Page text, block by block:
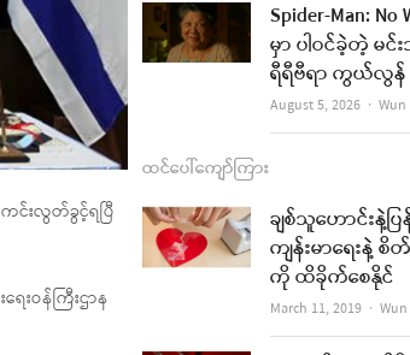
င်းလွတ်ခွင့်ရပြီ
းဝန်ကြီးဌာန
Spider-Man: No
မှာ ပါဝင်ခဲ့တဲ့ မင်
ရီရီဗီရာ ကွယ်လွန်
August 5, 2026 Wun
ထင်ပေါ်ကျော်ကြား
ချစ်သူဟောင်းနဲ့
ကျန်းမာရေးနဲ့ စိ
ကို ထိခိုက်စေနိုင်
March 11, 2019